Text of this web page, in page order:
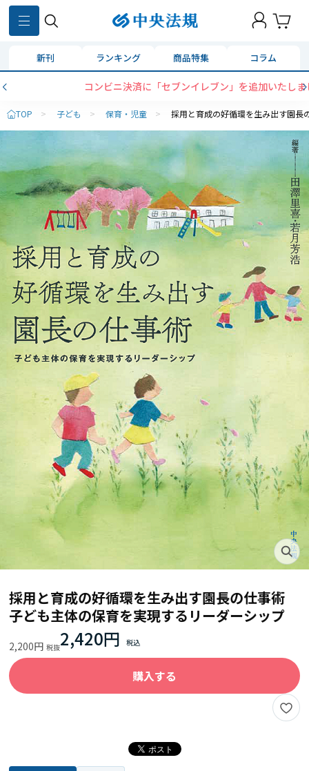
新刊 ランキング 商品特集 コラム
コンビニ決済に「セブンイレブン」を追加いたしました
TOP > 子ども > 保育・児童 > 採用と育成の好循環を生み出す園
採用と育成の好循環を生み出す園長の仕事術
子ども主体の保育を実現するリーダーシップ
2,200円 2,420円
購入する